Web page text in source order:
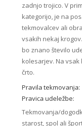
zadnjo trojico. V
kategorijo, je na
tekmovalcev ali
vsakih nekaj
bo znano število
kolesarjev. Na
črto.
Pravila tekmovanja:
Pravica udeležbe:
Tekmovanja/
starost, spol ali